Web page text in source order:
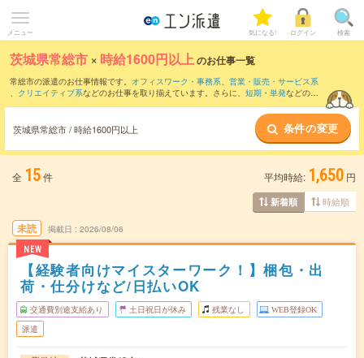
メニュー 気になる! ログイン 検索
茨城県常総市 × 時給1600円以上のお仕事一覧
常総市の派遣のお仕事情報です。 オフィスワーク・事務系、 営業・販売・サービス系
、 クリエイティブ系などのお仕事を取り揃えています。さらに、 短期 ・ 単発などの期
茨城県常総市 / 時給1600円以上 条件の変更
全 15件 平均時給: 1,650 円
新着順 時給順
未読
NEW
掲載日 2026/08/06
【経験者向けマイスターワーク！】梱包・出
荷・仕分けなど/日払いOK
交通費別途支給あり 土日祝日が休み 残業なし WEB登録OK
派遣